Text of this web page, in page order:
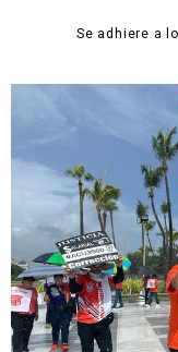
Se adhiere a